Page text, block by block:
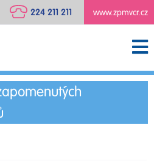
www.zpmvcr.cz
224 211 211